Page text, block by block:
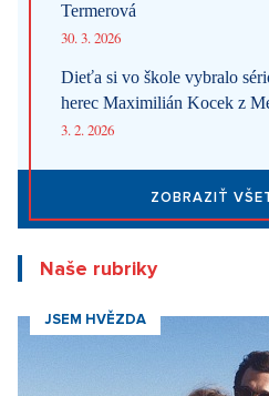
Termerová
30. 3. 2026
Dieťa si vo škole vybralo
herec Maximilián Kocek z
3. 2. 2026
ZOBRAZIŤ
Naše rubriky
JSEM HVĚZDA